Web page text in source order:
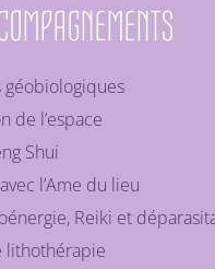
géobiologiques
de l’espace
Shui
l’Ame du lieu
Reiki et
lithothérapie